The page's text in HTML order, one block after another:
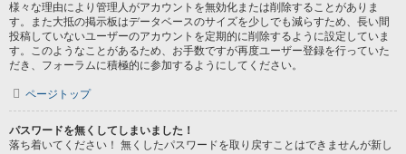
様々な理由により管理人がアカウントを無効化または削除することがありま
す。また大抵の掲示板はデータベースのサイズを少しでも減らすため、長い間
投稿していないユーザーのアカウントを定期的に削除するように設定していま
す。このようなことがあるため、お手数ですが再度ユーザー登録を行っていた
だき、フォーラムに積極的に参加するようにしてください。
ページトップ
パスワードを無くしてしまいました！
落ち着いてください！ 無くしたパスワードを取り戻すことはできませんが新し